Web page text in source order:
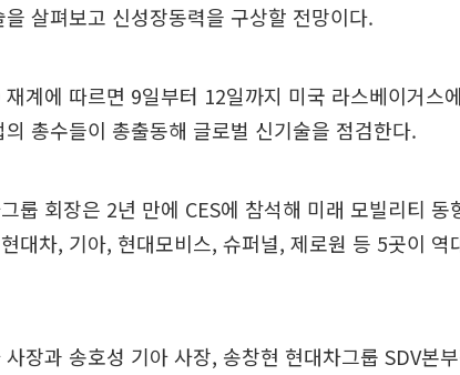
살펴보고 신성장동력을 구상할 전망이다.
계에 따르면 9일부터 12일까지 미국 라스베이거스
총수들이 총출동해 글로벌 신기술을 점검한다.
룹 회장은 2년 만에 CES에 참석해 미래 모빌리티 동
대차, 기아, 현대모비스, 슈퍼널, 제로원 등 5곳이 역
장과 송호성 기아 사장, 송창현 현대차그룹 SDV본